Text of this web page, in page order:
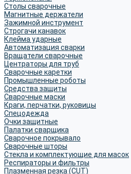
Столы сварочные
Магнитные держатели
Зажимной инструмент
Строгачи канавок
Клейма ударные
Автоматизация сварки
Вращатели сварочные
Центраторы для труб
Сварочные каретки
Промышленные роботы
Средства защиты
Сварочные маски
Краги, перчатки, руковицы
Спецодежда
Очки защитные
Палатки сварщика
Сварочное покрывало
Сварочные шторы
Стекла и комплектующие для масок
Респираторы и фильтры
Плазменная резка (CUT)